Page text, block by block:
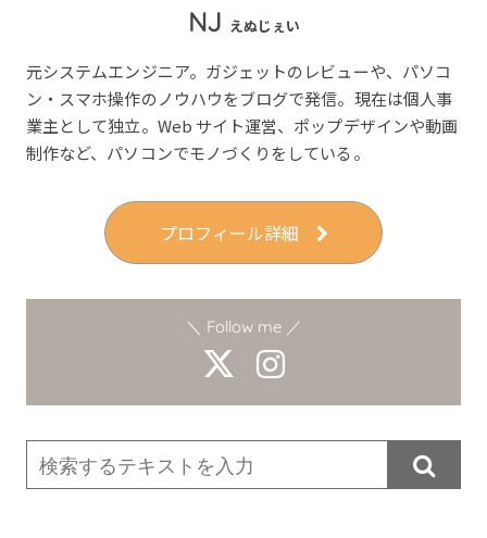
NJ えぬじぇい
元システムエンジニア。ガジェットのレビューや、パソコ
ン・スマホ操作のノウハウをブログで発信。現在は個人事
業主として独立。Web サイト運営、ポップデザインや動画
制作など、パソコンでモノづくりをしている。
プロフィール詳細
＼ Follow me ／
